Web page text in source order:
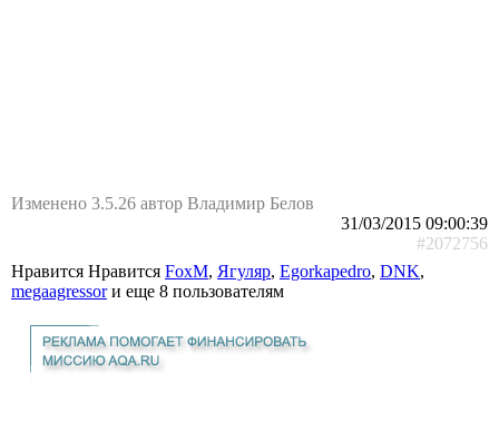
Изменено 3.5.26 автор Владимир Белов
31/03/2015 09:00:39
#2072756
Нравится Нравится FoxM, Ягуляр, Egorkapedro, DNK,
megaagressorи еще 8 пользователям